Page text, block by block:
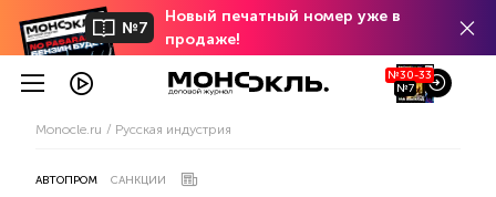
№7
Новый печатный номер уже в
продаже!
№30-33
№7
Monocle.ru Русская индустрия
АВТОПРОМ САНКЦИИ